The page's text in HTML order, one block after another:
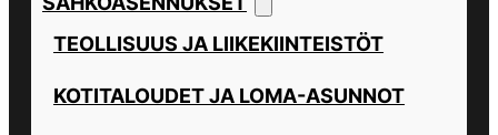
TEOLLISUUS JA LIIKEKIINTEISTÖT
KOTITALOUDET JA LOMA-ASUNNOT